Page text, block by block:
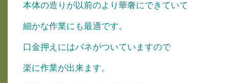
本体の造りが以前のより華奢にできていて
細かな作業にも最適です。
口金押えにはバネがついていますので
楽に作業が出来ます。